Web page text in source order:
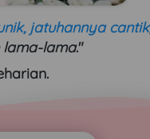
jatuhannya cantik
lama."